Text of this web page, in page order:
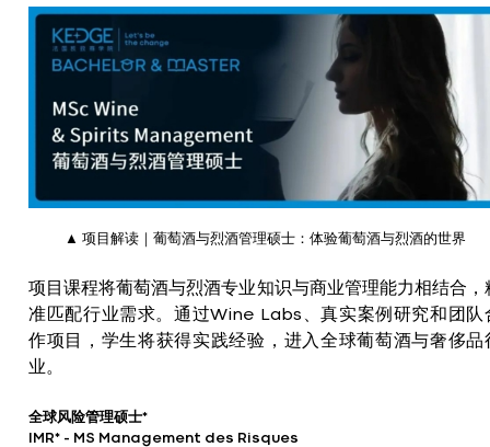
▲ 项目解读｜葡萄酒与烈酒管理硕士：体验葡萄酒与烈酒的世界
项目课程将葡萄酒与烈酒专业知识与商业管理能力相结合，
准匹配行业需求。通过Wine Labs、真实案例研究和团队
作项目，学生将获得实践经验，进入全球葡萄酒与奢侈品
业。
全球风险管理硕士*
IMR* - MS Management des Risques